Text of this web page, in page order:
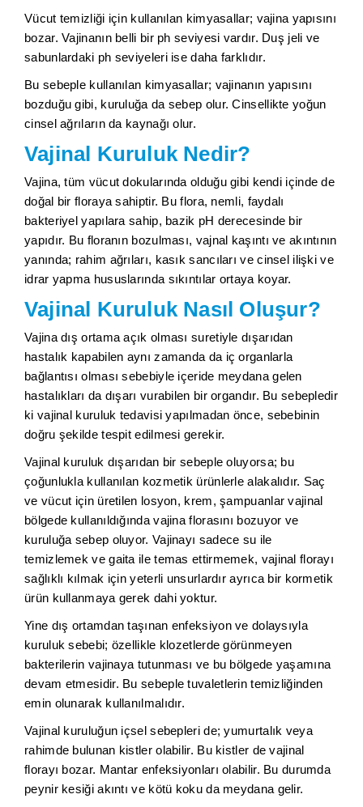
Vücut temizliği için kullanılan kimyasallar; vajina yapısını
bozar. Vajinanın belli bir ph seviyesi vardır. Duş jeli ve
sabunlardaki ph seviyeleri ise daha farklıdır.
Bu sebeple kullanılan kimyasallar; vajinanın yapısını
bozduğu gibi, kuruluğa da sebep olur. Cinsellikte yoğun
cinsel ağrıların da kaynağı olur.
Vajinal Kuruluk Nedir?
Vajina, tüm vücut dokularında olduğu gibi kendi içinde de
doğal bir floraya sahiptir. Bu flora, nemli, faydalı
bakteriyel yapılara sahip, bazik pH derecesinde bir
yapıdır. Bu floranın bozulması, vajnal kaşıntı ve akıntının
yanında; rahim ağrıları, kasık sancıları ve cinsel ilişki ve
idrar yapma hususlarında sıkıntılar ortaya koyar.
Vajinal Kuruluk Nasıl Oluşur?
Vajina dış ortama açık olması suretiyle dışarıdan
hastalık kapabilen aynı zamanda da iç organlarla
bağlantısı olması sebebiyle içeride meydana gelen
hastalıkları da dışarı vurabilen bir organdır. Bu sebepledir
ki vajinal kuruluk tedavisi yapılmadan önce, sebebinin
doğru şekilde tespit edilmesi gerekir.
Vajinal kuruluk dışarıdan bir sebeple oluyorsa; bu
çoğunlukla kullanılan kozmetik ürünlerle alakalıdır. Saç
ve vücut için üretilen losyon, krem, şampuanlar vajinal
bölgede kullanıldığında vajina florasını bozuyor ve
kuruluğa sebep oluyor. Vajinayı sadece su ile
temizlemek ve gaita ile temas ettirmemek, vajinal florayı
sağlıklı kılmak için yeterli unsurlardır ayrıca bir kormetik
ürün kullanmaya gerek dahi yoktur.
Yine dış ortamdan taşınan enfeksiyon ve dolaysıyla
kuruluk sebebi; özellikle klozetlerde görünmeyen
bakterilerin vajinaya tutunması ve bu bölgede yaşamına
devam etmesidir. Bu sebeple tuvaletlerin temizliğinden
emin olunarak kullanılmalıdır.
Vajinal kuruluğun içsel sebepleri de; yumurtalık veya
rahimde bulunan kistler olabilir. Bu kistler de vajinal
florayı bozar. Mantar enfeksiyonları olabilir. Bu durumda
peynir kesiği akıntı ve kötü koku da meydana gelir.